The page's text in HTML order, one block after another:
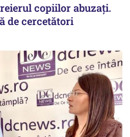
copiilor abuzați.
de cercetători